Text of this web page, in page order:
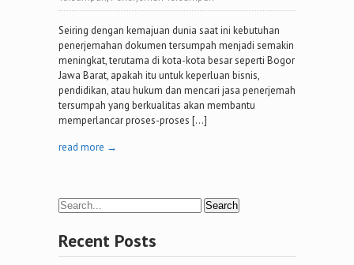
Seiring dengan kemajuan dunia saat ini kebutuhan
penerjemahan dokumen tersumpah menjadi semakin
meningkat, terutama di kota-kota besar seperti Bogor
Jawa Barat, apakah itu untuk keperluan bisnis,
pendidikan, atau hukum dan mencari jasa penerjemah
tersumpah yang berkualitas akan membantu
memperlancar proses-proses […]
read more →
Recent Posts